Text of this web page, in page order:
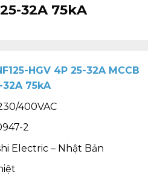
32A 75kA
HGV 4P 25-32A MCCB
75kA
400VAC
2
Electric – Nhật Bản